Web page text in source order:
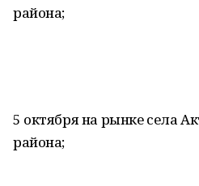
района;
5 октября на рынке села
района;